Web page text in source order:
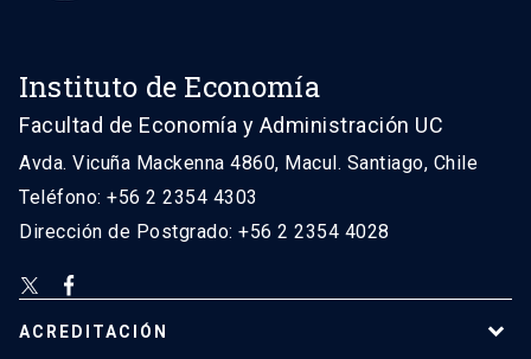
Instituto de Economía
Facultad de Economía y Administración UC
Avda. Vicuña Mackenna 4860, Macul. Santiago, Chile
Teléfono: +56 2 2354 4303
Dirección de Postgrado: +56 2 2354 4028
ACREDITACIÓN